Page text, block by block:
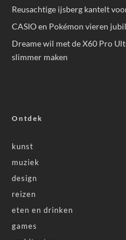
Reusachtige ijsberg kantelt
CASIO en Pokémon vieren
Dreame wil met de X60 Pro
slimmer maken
Ontdek
kunst
muziek
design
reizen
eten en drinken
games